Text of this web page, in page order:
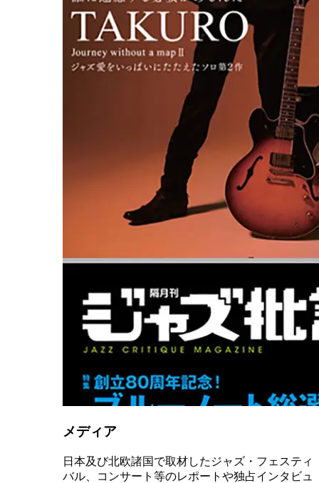
メディア
日本及び北欧諸国で取材したジャズ・フェスティ
バル、コンサート等のレポートや独占インタビュ